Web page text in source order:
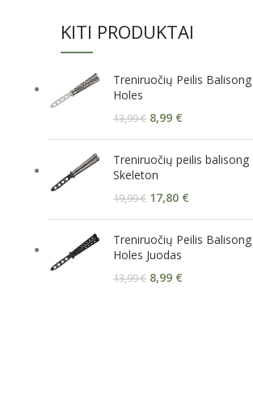
KITI PRODUKTAI
Treniruočių Peilis Balisong
Holes
13,99€ 8,99 €
Treniruočių peilis balisong
Skeleton
19,99€ 17,80 €
Treniruočių Peilis Balisong
Holes Juodas
13,99€ 8,99 €